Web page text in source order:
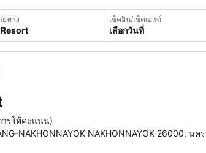
ทาง เช็คอิน/เช็คเอาท์
เลือกวันที่
ารให้คะแนน)
NAKHONNAYOK NAKHONNAYOK 26000, น